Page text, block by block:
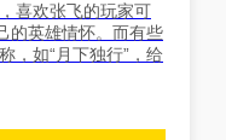
喜欢张飞的玩家可
的英雄情怀。而有些
，如“月下独行”，给